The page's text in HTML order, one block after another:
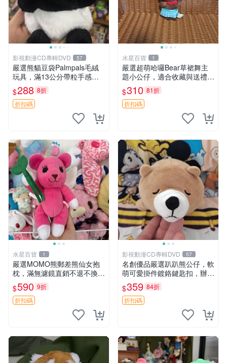
影視動漫CD專輯DVD 57
嚴選熊貓豆袋Palmpals毛絨
玩具，滿13公分帶粒手感極
佳，電影主題周邊推薦 熊貓
Palmpals 毛絨玩具 豆袋 劇場
版周邊
$288 8折
折扣碼
水星百貨 1
嚴選超萌哈囉Bear草裙舞主
題小公仔，適合收藏與送禮 1
00 克 哈囉Bear 草裙舞
$310 81折
折扣碼
水星百貨 1
嚴選MOMO熊郵差熊仙女抱
枕，滿無濾鏡直銷不退不換
經典造型可愛必備 紅薯啵啵
間抱枕 抱枕 時尚
$590 9折
折扣碼
影視動漫CD專輯DVD 57
名創優品嚴選趴趴熊公仔，軟
萌可愛掛件鍍鉻鍵匙扣，辦公
放松好選擇 趴趴熊 鍍鉻鍵匙
扣 萬用掛件
$359 84折
折扣碼